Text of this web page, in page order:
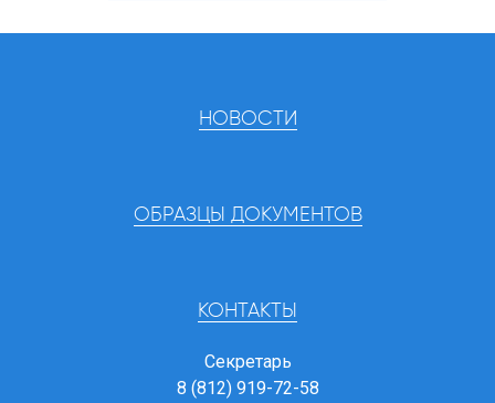
НОВОСТИ
ОБРАЗЦЫ ДОКУМЕНТОВ
КОНТАКТЫ
Секретарь
8 (812) 919-72-58